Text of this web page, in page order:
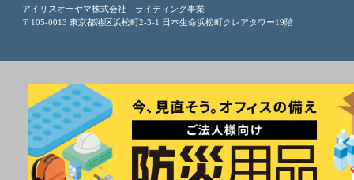
アイリスオーヤマ株式会社 ライティング事業
〒105-0013 東京都港区浜松町2-3-1 日本生命浜松町クレアタワー19階